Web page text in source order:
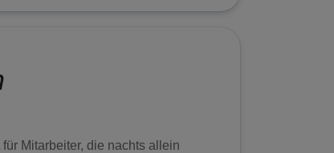
Mitarbeiter, die nachts allein